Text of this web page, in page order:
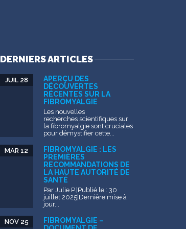
DERNIERS ARTICLES
APERÇU DES
DÉCOUVERTES
RÉCENTES SUR LA
FIBROMYALGIE
JUIL 28
Les nouvelles
recherches scientifiques sur
la fibromyalgie sont cruciales
pour démystifier cette...
FIBROMYALGIE : LES
PREMIÈRES
RECOMMANDATIONS DE
LA HAUTE AUTORITÉ DE
SANTÉ
MAR 12
Par Julie P.|Publié le : 30
juillet 2025|Dernière mise à
jour...
FIBROMYALGIE –
NOV 25